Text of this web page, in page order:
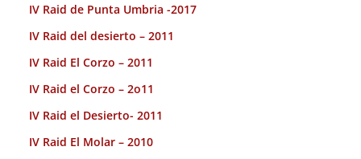
IV Raid de Punta Umbria -2017
IV Raid del desierto – 2011
IV Raid El Corzo – 2011
IV Raid el Corzo – 2o11
IV Raid el Desierto- 2011
IV Raid El Molar – 2010